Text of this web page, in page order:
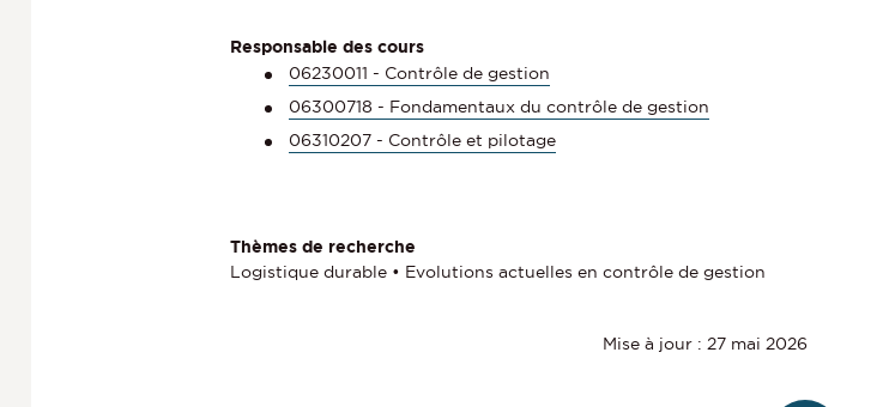
Responsable des cours
06230011 - Contrôle de gestion
06300718 - Fondamentaux du contrôle de gestion
06310207 - Contrôle et pilotage
Thèmes de recherche
Logistique durable • Evolutions actuelles en contrôle de gestion
Mise à jour : 27 mai 2026